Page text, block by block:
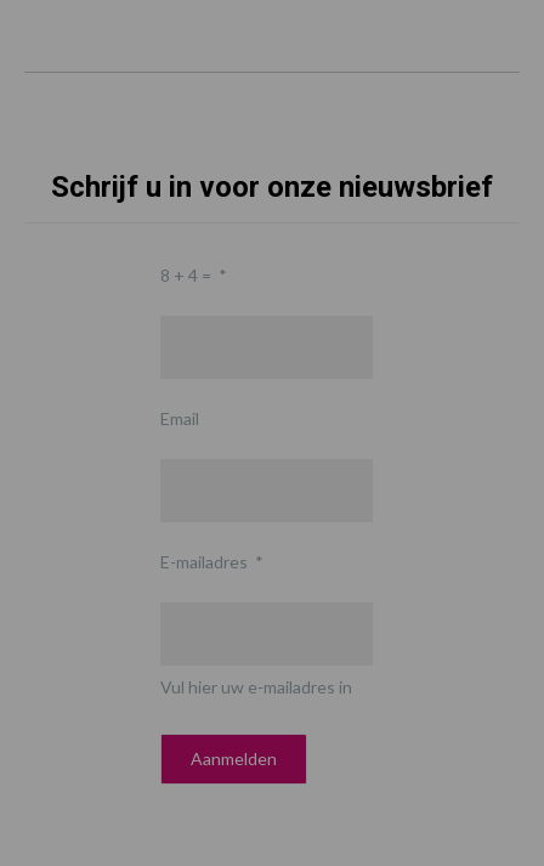
Schrijf u in voor onze nieuwsbrief
8 + 4 = *
Email
E-mailadres *
Vul hier uw e-mailadres in